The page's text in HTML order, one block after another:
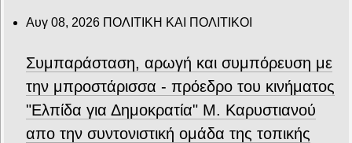
Αυγ 08, 2026 ΠΟΛΙΤΙΚΗ ΚΑΙ ΠΟΛΙΤΙΚΟΙ
Συμπαράσταση, αρωγή και συμπόρευση με
την μπροστάρισσα - πρόεδρο του κινήματος
"Ελπίδα για Δημοκρατία" Μ. Καρυστιανού
απο την συντονιστική ομάδα της τοπικής